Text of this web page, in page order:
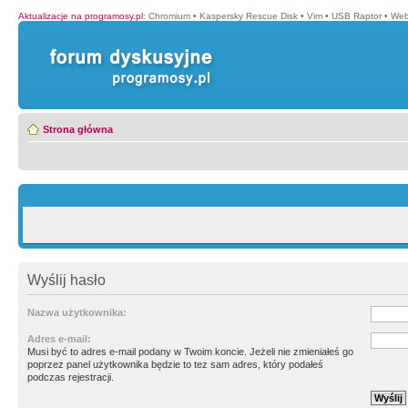
Aktualizacje na programosy.pl: Chromium • Kaspersky Rescue Disk • Vim • USB Raptor •
Strona główna
Wyślij hasło
Nazwa użytkownika:
Adres e-mail:
Musi być to adres e-mail podany w Twoim koncie. Jeżeli nie zmieniałeś go
poprzez panel użytkownika będzie to tez sam adres, który podałeś
podczas rejestracji.